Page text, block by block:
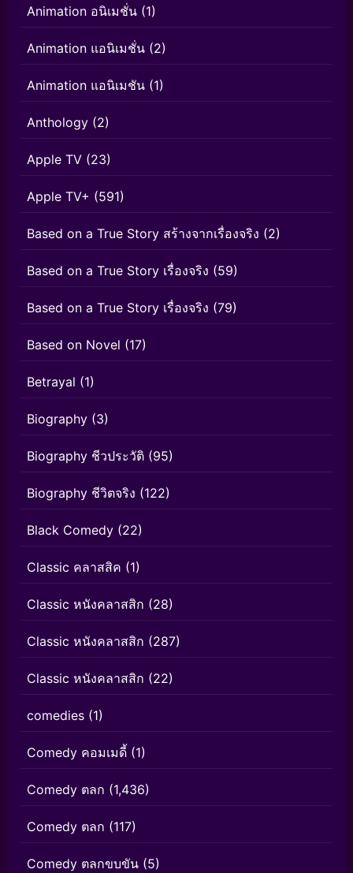
Animation อนิเมชั่น (1)
Animation แอนิเมชั่น (2)
Animation แอนิเมชัน (1)
Anthology (2)
Apple TV (23)
Apple TV+ (591)
Based on a True Story สร้างจากเรื่องจริง (2)
Based on a True Story เรื่องจริง (59)
Based on a True Story เรื่องจริง (79)
Based on Novel (17)
Betrayal (1)
Biography (3)
Biography ชีวประวัติ (95)
Biography ชีวิตจริง (122)
Black Comedy (22)
Classic คลาสสิค (1)
Classic หนังคลาสสิก (28)
Classic หนังคลาสสิก (287)
Classic หนังคลาสสิก (22)
comedies (1)
Comedy คอมเมดี้ (1)
Comedy ตลก (1,436)
Comedy ตลก (117)
Comedy ตลกขบขัน (5)